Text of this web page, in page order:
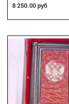
8 250.00 руб